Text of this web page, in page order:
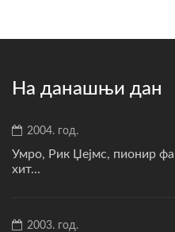
На данашњи дан
2004. год.
Умро, Рик Џејмс, пионир
хит...
2003. год.